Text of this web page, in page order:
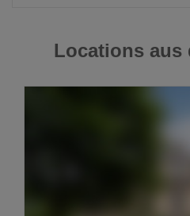
Locations aus